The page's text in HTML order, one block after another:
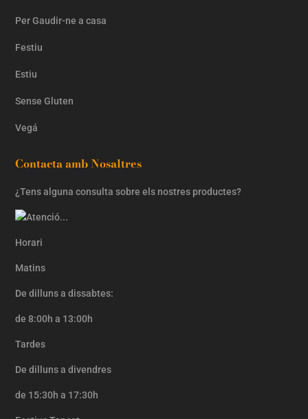
Per Gaudir-ne a casa
Festiu
Estiu
Sense Gluten
Vegá
Contacta amb Nosaltres
¿Tens alguna consulta sobre els nostres productes?
Horari
Matins
De dilluns a dissabtes:
de 8:00h a 13:00h
Tardes
De dilluns a divendres
de 15:30h a 17:30h